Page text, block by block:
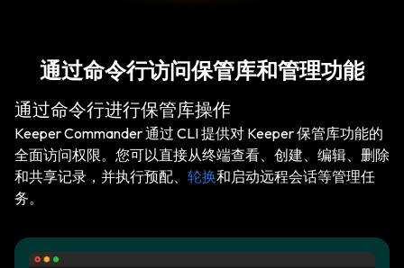
通过命令行访问保管库和管理功能
通过命令行进行保管库操作
Keeper Commander 通过 CLI 提供对 Keeper 保管库功能的
全面访问权限。您可以直接从终端查看、创建、编辑、删除
和共享记录，并执行预配、 轮换和启动远程会话等管理任
务。